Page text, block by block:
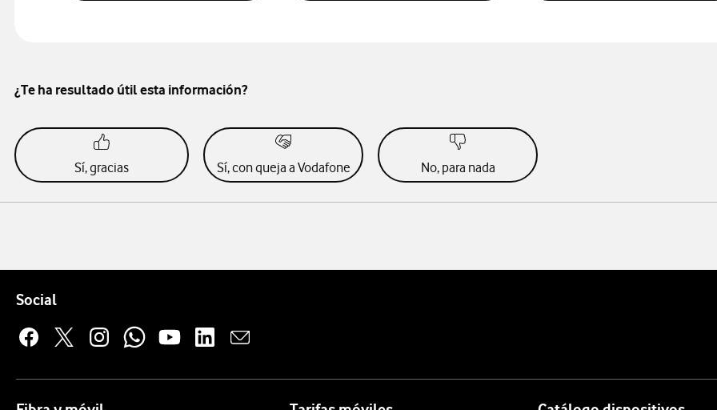
¿Te ha resultado útil esta información?
Sí, gracias Sí, con queja a Vodafone No, para nada
SocialEnlaces a las redes sociales de Vodafone